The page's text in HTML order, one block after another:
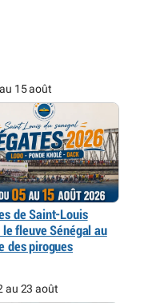
15 août
de Saint-Louis
le fleuve Sénégal au
des pirogues
au 23 août